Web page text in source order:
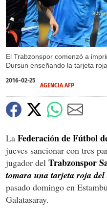
El Trabzonspor comenzó a
Dursun enseñando la tarjeta
2016-02-25
AGENCIA AFP
La Federación de Fútbol
jueves sancionar con tres
jugador del Trabzonspor
tomara una tarjeta roja
pasado domingo en
Galatasaray.